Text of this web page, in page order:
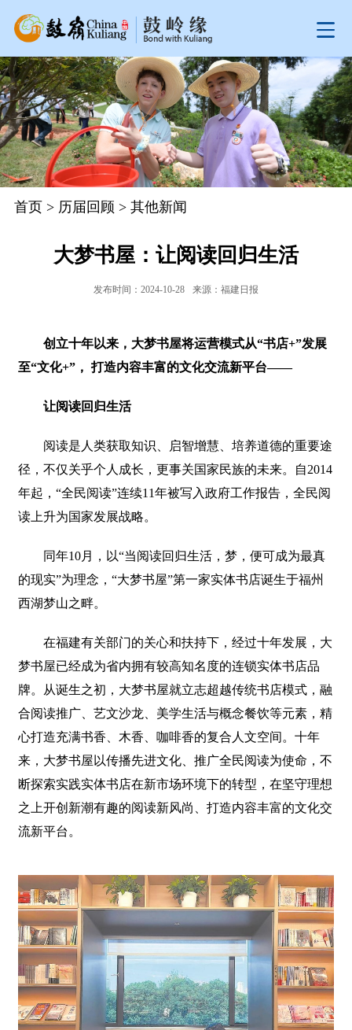
首页> 历届回顾 > 其他新闻
大梦书屋：让阅读回归生活
发布时间：2024-10-28 来源：福建日报
创立十年以来，大梦书屋将运营模式从“书店+”发展
至“文化+”， 打造内容丰富的文化交流新平台——
让阅读回归生活
阅读是人类获取知识、启智增慧、培养道德的重要途
径，不仅关乎个人成长，更事关国家民族的未来。自2014
年起，“全民阅读”连续11年被写入政府工作报告，全民阅
读上升为国家发展战略。
同年10月，以“当阅读回归生活，梦，便可成为最真
的现实”为理念，“大梦书屋”第一家实体书店诞生于福州
西湖梦山之畔。
在福建有关部门的关心和扶持下，经过十年发展，大
梦书屋已经成为省内拥有较高知名度的连锁实体书店品
牌。从诞生之初，大梦书屋就立志超越传统书店模式，融
合阅读推广、艺文沙龙、美学生活与概念餐饮等元素，精
心打造充满书香、木香、咖啡香的复合人文空间。十年
来，大梦书屋以传播先进文化、推广全民阅读为使命，不
断探索实践实体书店在新市场环境下的转型，在坚守理想
之上开创新潮有趣的阅读新风尚、打造内容丰富的文化交
流新平台。